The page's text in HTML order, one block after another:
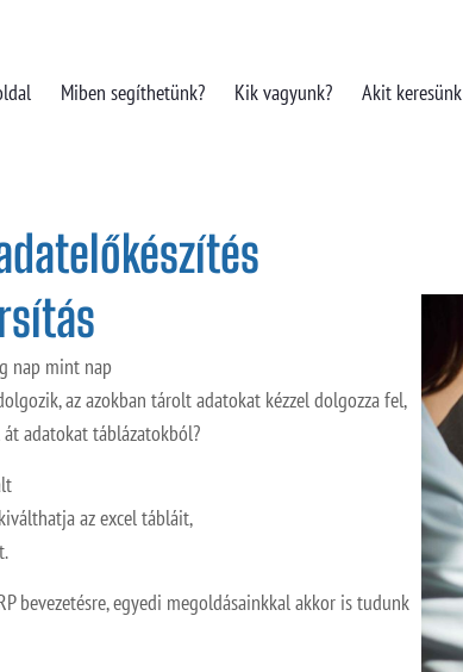
Miben segíthetünk? Kik vagyunk? Akit keresünk
nap mint nap
az azokban tárolt adatokat kézzel dolgozza fel,
adatokat táblázatokból?
az excel tábláit,
bevezetésre, egyedi megoldásainkkal akkor is tudunk